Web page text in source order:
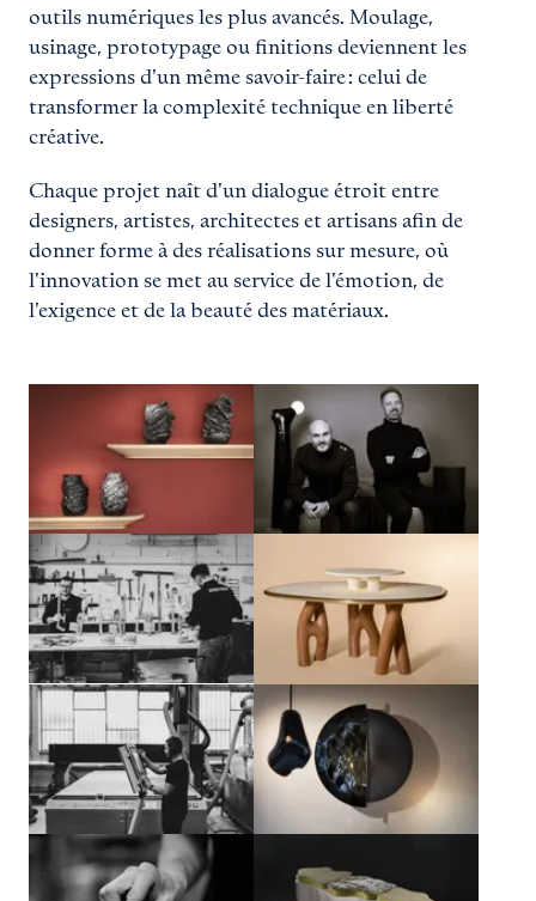
outils numériques les plus avancés. Moulage,
usinage, prototypage ou finitions deviennent les
expressions d'un même savoir-faire : celui de
transformer la complexité technique en liberté
créative.
Chaque projet naît d'un dialogue étroit entre
designers, artistes, architectes et artisans afin de
donner forme à des réalisations sur mesure, où
l'innovation se met au service de l'émotion, de
l'exigence et de la beauté des matériaux.
Agrandir Agrandir
Agrandir
Agrandir Agrandir
Agrandir